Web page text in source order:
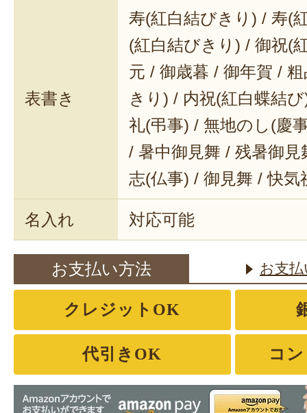
表書き
寿(紅白結びきり) / 寿(
(紅白結びきり) / 御祝(
元 / 御歳暮 / 御年賀 /
きり) / 内祝(紅白蝶結
礼(弔事) / 無地のし(慶
/ 暑中御見舞 / 残暑御
志(仏事) / 御見舞 / 快気
名入れ 対応可能
お支払い方法 お支
クレジットOK
代引きOK コ